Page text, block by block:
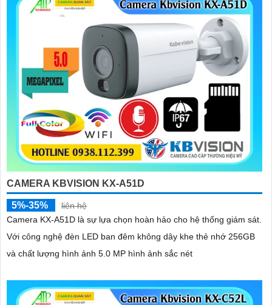
CAMERA KBVISION KX-A51D
5%-35%
liên hệ
Camera KX-A51D là sự lựa chọn hoàn hảo cho hệ thống giám sát.
Với công nghệ đèn LED ban đêm không dây khe thẻ nhớ 256GB
và chất lượng hình ảnh 5.0 MP hình ảnh sắc nét